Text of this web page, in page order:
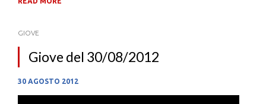
GIOVE
Giove del 30/08/2012
30 AGOSTO 2012